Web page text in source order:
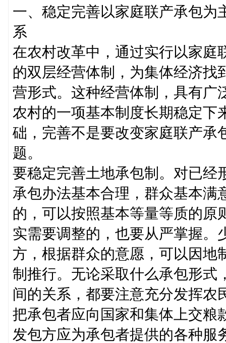
一、稳定完善以家庭联产承包为
系
在农村改革中，通过实行以家庭
的双层经营体制，为集体经济找
营形式。这种经营体制，具有广
农村的一项基本制度长期稳定下
础，完善不是要改变家庭联产承
题。
要稳定完善土地承包制。对已经
承包办法基本合理，群众基本满
的，可以按照基本等量等质的原
实需要调整的，也要从严掌握。
方，根据群众的意愿，可以因地
制推行。无论采取什么承包形式
间的关系，都要注意充分发挥农
把承包者应向国家和集体上交粮
发包方应为承包者提供的各种服